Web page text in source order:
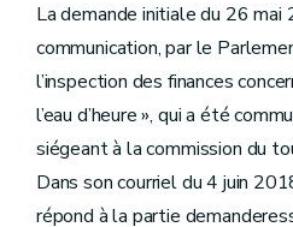
La demande initiale du 26
communication, par le
l’inspection des finances
l’eau d’heure », qui a été
siégeant à la commission du
Dans son courriel du 4 juin
répond à la partie